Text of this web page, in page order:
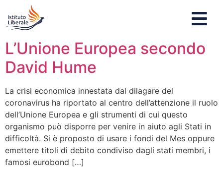
L’Unione Europea secondo
David Hume
La crisi economica innestata dal dilagare del
coronavirus ha riportato al centro dell’attenzione il ruolo
dell’Unione Europea e gli strumenti di cui questo
organismo può disporre per venire in aiuto agli Stati in
difficoltà. Si è proposto di usare i fondi del Mes oppure
emettere titoli di debito condiviso dagli stati membri, i
famosi eurobond […]